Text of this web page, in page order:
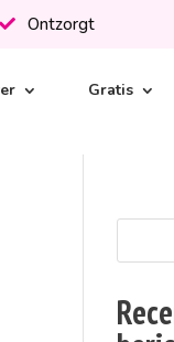
Ontzorgt
Gratis